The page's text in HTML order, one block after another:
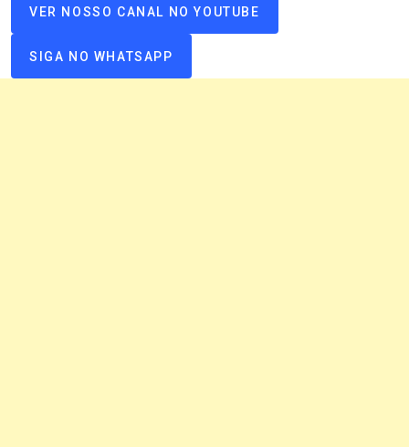
VER NOSSO CANAL NO YOUTUBE
SIGA NO WHATSAPP